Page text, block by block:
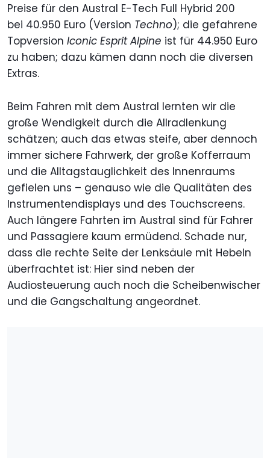
Preise für den Austral E-Tech Full Hybrid 200
bei 40.950 Euro (Version Techno); die gefahrene
Topversion Iconic Esprit Alpine ist für 44.950 Euro
zu haben; dazu kämen dann noch die diversen
Extras.
Beim Fahren mit dem Austral lernten wir die
große Wendigkeit durch die Allradlenkung
schätzen; auch das etwas steife, aber dennoch
immer sichere Fahrwerk, der große Kofferraum
und die Alltagstauglichkeit des Innenraums
gefielen uns – genauso wie die Qualitäten des
Instrumentendisplays und des Touchscreens.
Auch längere Fahrten im Austral sind für Fahrer
und Passagiere kaum ermüdend. Schade nur,
dass die rechte Seite der Lenksäule mit Hebeln
überfrachtet ist: Hier sind neben der
Audiosteuerung auch noch die Scheibenwischer
und die Gangschaltung angeordnet.